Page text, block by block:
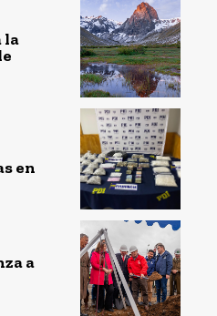
la
en
a